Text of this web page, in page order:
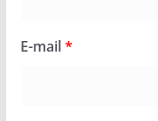
E-mail*